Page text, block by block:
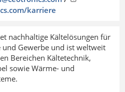
karriere
nachhaltige Kältelösungen für
und Gewerbe und ist weltweit
Bereichen Kältetechnik,
sowie Wärme- und